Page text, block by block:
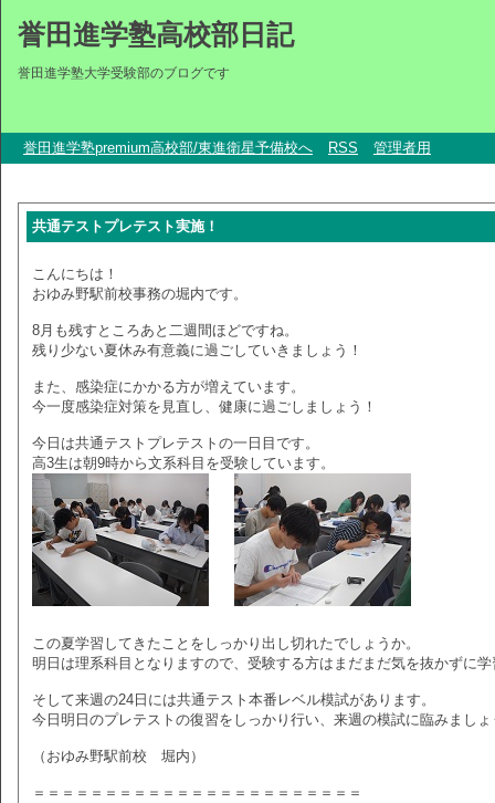
誉田進学塾高校部日記
誉田進学塾大学受験部のブログです
誉田進学塾premium高校部/東進衛星予備校へ RSS 管理者用
共通テストプレテスト実施！
こんにちは！
おゆみ野駅前校事務の堀内です。
8月も残すところあと二週間ほどですね。
残り少ない夏休み有意義に過ごしていきましょう！
また、感染症にかかる方が増えています。
今一度感染症対策を見直し、健康に過ごしましょう！
今日は共通テストプレテストの一日目です。
高3生は朝9時から文系科目を受験しています。
この夏学習してきたことをしっかり出し切れたでしょうか。
明日は理系科目となりますので、受験する方はまだまだ気を抜かずに
そして来週の24日には共通テスト本番レベル模試があります。
今日明日のプレテストの復習をしっかり行い、来週の模試に臨みましょ
（おゆみ野駅前校 堀内）
＝＝＝＝＝＝＝＝＝＝＝＝＝＝＝＝＝＝＝＝＝＝＝